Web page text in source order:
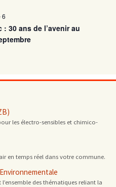
6
: 30 ans de l’avenir au
les électro-sensibles et chimico-
en temps réel dans votre commune.
des thématiques reliant la